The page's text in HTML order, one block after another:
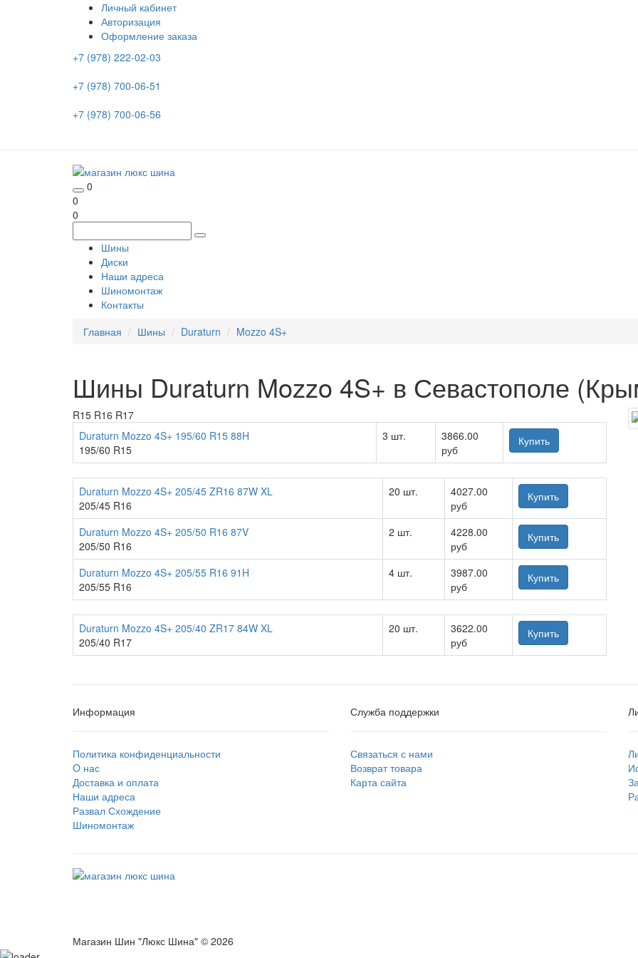
Личный кабинет
Авторизация
Оформление заказа
+7 (978) 222-02-03
+7 (978) 700-06-51
+7 (978) 700-06-56
0
0
0
Шины
Диски
Наши адреса
Шиномонтаж
Контакты
Главная
Шины Duraturn Mozzo 4S+
Шины Duraturn Mozzo 4S+ в Севастополе
R15 R16 R17
Duraturn Mozzo 4S+ 195/60 R15 88H
195/60 R15
3 шт.
3866.00
руб
Купить
Duraturn Mozzo 4S+ 205/45 ZR16 87W XL
205/45 R16
20 шт.
4027.00
руб
Купить
Duraturn Mozzo 4S+ 205/50 R16 87V
205/50 R16
2 шт.
4228.00
руб
Купить
Duraturn Mozzo 4S+ 205/55 R16 91H
205/55 R16
4 шт.
3987.00
руб
Купить
Duraturn Mozzo 4S+ 205/40 ZR17 84W XL
205/40 R17
20 шт.
3622.00
руб
Купить
Информация
Политика конфиденциальности
O нас
Доставка и оплата
Наши адреса
Развал Схождение
Шиномонтаж
Служба поддержки
Связаться с нами
Возврат товара
Карта сайта
Магазин Шин "Люкс Шина" © 2026